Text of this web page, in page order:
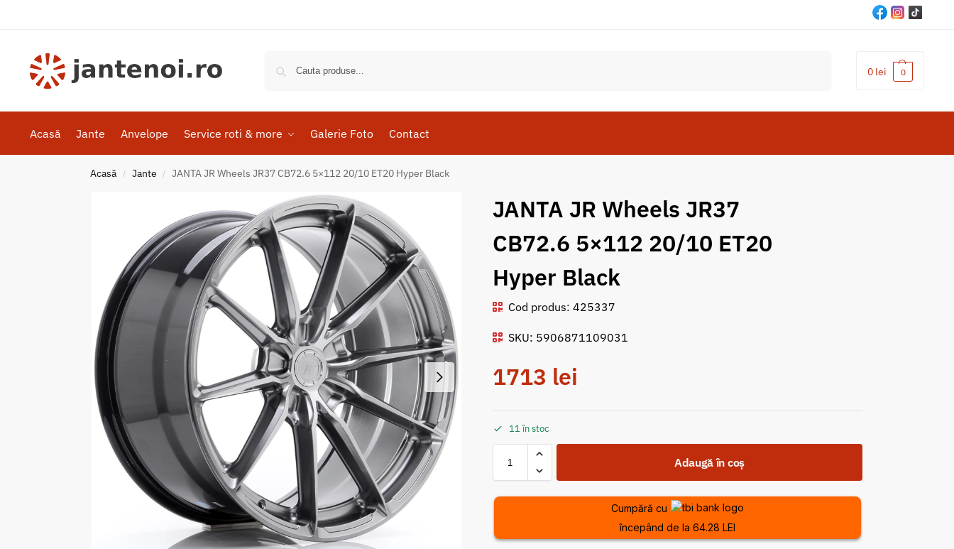
0 lei 0
Acasă Jante Anvelope Service roti & more Galerie Foto Contact
Acasă / Jante / JANTA JR Wheels JR37 CB72.6 5×112 20/10 ET20 Hyper Black
JANTA JR Wheels JR37
CB72.6 5×112 20/10 ET20
Hyper Black
Cod produs: 425337
SKU: 5906871109031
1713 lei
11 în stoc
Adaugă în coș
Cumpără cu
începând de la 64.28 LEI